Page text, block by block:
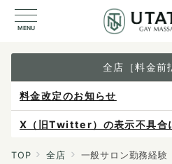
MENU
全店［料金前
料金改定のお知らせ
X（旧Twitter）の表示不具合
ご予約は各店へ直接お問い合わ
TOP 全店 一般サロン勤務経験